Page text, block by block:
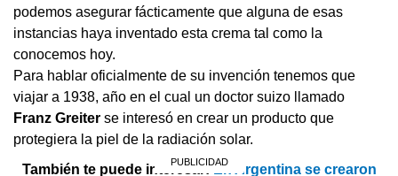
podemos asegurar fácticamente que alguna de esas
instancias haya inventado esta crema tal como la
conocemos hoy.
Para hablar oficialmente de su invención tenemos que
viajar a 1938, año en el cual un doctor suizo llamado
Franz Greiter se interesó en crear un producto que
protegiera la piel de la radiación solar.
También te puede interesar:En Argentina se crearon